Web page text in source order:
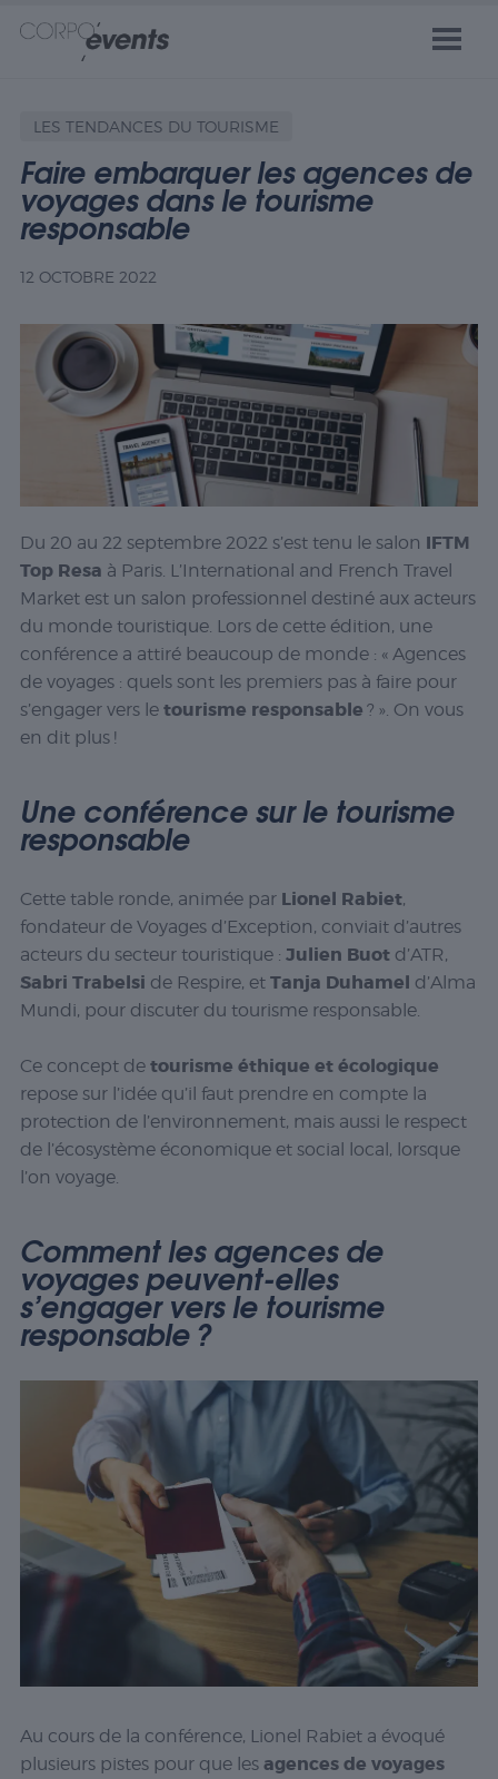
LES TENDANCES DU TOURISME
Faire embarquer les agences de
voyages dans le tourisme
responsable
12 OCTOBRE 2022
Du 20 au 22 septembre 2022 s’est tenu le salon IFTM
Top Resa à Paris. L’International and French Travel
Market est un salon professionnel destiné aux acteurs
du monde touristique. Lors de cette édition, une
conférence a attiré beaucoup de monde : « Agences
de voyages : quels sont les premiers pas à faire pour
s’engager vers le tourisme responsable ? ». On vous
en dit plus !
Une conférence sur le tourisme
responsable
Cette table ronde, animée par Lionel Rabiet,
fondateur de Voyages d’Exception, conviait d’autres
acteurs du secteur touristique : Julien Buotd’ATR,
Sabri Trabelsi de Respire, et Tanja Duhamel d’Alma
Mundi, pour discuter du tourisme responsable.
Ce concept de tourisme éthique et écologique
repose sur l’idée qu’il faut prendre en compte la
protection de l’environnement, mais aussi le respect
de l’écosystème économique et social local, lorsque
l’on voyage.
Comment les agences de
voyages peuvent-elles
s’engager vers le tourisme
responsable ?
Au cours de la conférence, Lionel Rabiet a évoqué
plusieurs pistes pour que les agences de voyages